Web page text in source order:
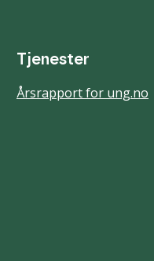
Tjenester
Årsrapport for ung.no